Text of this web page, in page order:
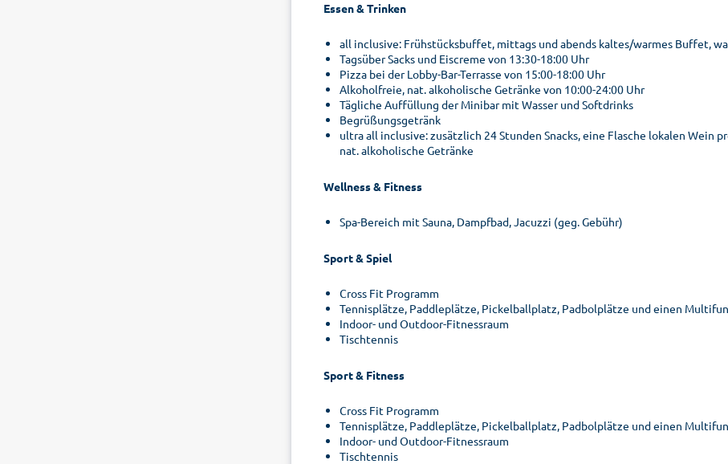
Essen & Trinken
all inclusive: Frühstücksbuffet, mittags und abends kaltes/warmes Buffet,
Tagsüber Sacks und Eiscreme von 13:30-18:00 Uhr
Pizza bei der Lobby-Bar-Terrasse von 15:00-18:00 Uhr
Alkoholfreie, nat. alkoholische Getränke von 10:00-24:00 Uhr
Tägliche Auffüllung der Minibar mit Wasser und Softdrinks
Begrüßungsgetränk
ultra all inclusive: zusätzlich 24 Stunden Snacks, eine Flasche lokalen Wein
nat. alkoholische Getränke
Wellness & Fitness
Spa-Bereich mit Sauna, Dampfbad, Jacuzzi (geg. Gebühr)
Sport & Spiel
Cross Fit Programm
Tennisplätze, Paddleplätze, Pickelballplatz, Padbolplätze und einen
Indoor- und Outdoor-Fitnessraum
Tischtennis
Sport & Fitness
Cross Fit Programm
Tennisplätze, Paddleplätze, Pickelballplatz, Padbolplätze und einen
Indoor- und Outdoor-Fitnessraum
Tischtennis